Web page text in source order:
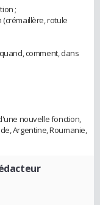
;
rotule
comment, dans
nouvelle fonction,
Argentine, Roumanie,